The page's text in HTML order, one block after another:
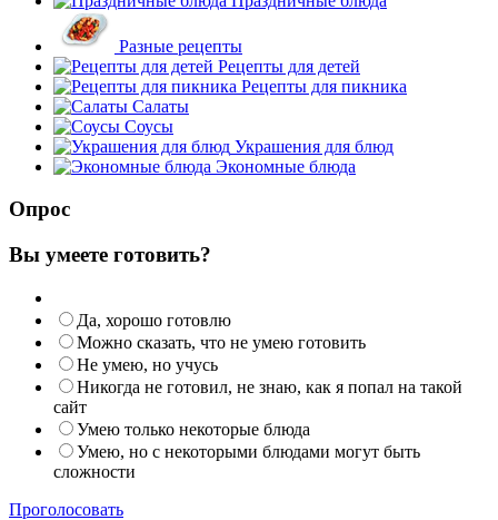
Разные рецепты
Рецепты для детей
Рецепты для пикника
Салаты
Соусы
Украшения для блюд
Экономные блюда
Опрос
Вы умеете готовить?
Да, хорошо готовлю
Можно сказать, что не умею готовить
Не умею, но учусь
Никогда не готовил, не знаю, как я попал на такой
сайт
Умею только некоторые блюда
Умею, но с некоторыми блюдами могут быть
сложности
Проголосовать